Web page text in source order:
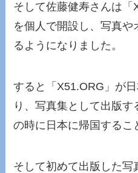
そして佐藤健寿さんは「
を個人で開設し、写真
るようになりました。
すると「X51.ORG」が
り、写真集として出版
の時に日本に帰国するこ
そして初めて出版した